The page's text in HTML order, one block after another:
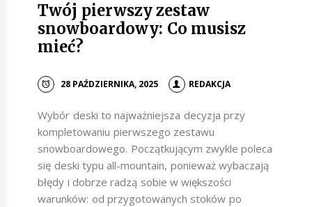
Twój pierwszy zestaw
snowboardowy: Co musisz
mieć?
28 PAŹDZIERNIKA, 2025 REDAKCJA
Wybór deski to najważniejsza decyzja przy
kompletowaniu pierwszego zestawu
snowboardowego. Początkującym zwykle poleca
się deski typu all-mountain, ponieważ wybaczają
błędy i dobrze radzą sobie w większości
warunków: od przygotowanych stoków po